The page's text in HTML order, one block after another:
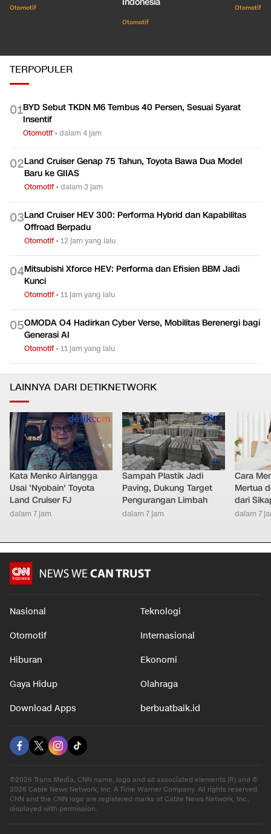
Otomotif
Indonesia
Otomotif
Otomotif
TERPOPULER
01BYD Sebut TKDN M6 Tembus 40 Persen, Sesuai Syarat
Insentif
Otomotif•dalam 4 jam
02Land Cruiser Genap 75 Tahun, Toyota Bawa Dua Model
Baru ke GIIAS
Otomotif•dalam 3 jam
03Land Cruiser HEV 300: Performa Hybrid dan Kapabilitas
Offroad Berpadu
Otomotif•12 jam yang lalu
04Mitsubishi Xforce HEV: Performa dan Efisien BBM Jadi
Kunci
Otomotif•11 jam yang lalu
05OMODA O4 Hadirkan Cyber Verse, Mobilitas Berenergi bagi
Generasi AI
Otomotif•11 jam yang lalu
LAINNYA DARI DETIKNETWORK
Kata Menko Airlangga
Usai 'Nyobain' Toyota
Land Cruiser FJ
dalam 7 jam
Sampah Plastik Jadi
Paving, Dukung Target
Pengurangan Limbah
dalam 7 jam
Cara
Mertua
dari
dalam 7
Nasional Teknologi
Otomotif Internasional
Hiburan Ekonomi
Gaya Hidup Olahraga
Download Apps berbuatbaik.id
©2026 Trans Media, CNN name, logo and all associated elements (R) and ©
2026 Cable News Network, Inc. A Time Warner Company. All rights reserved.
CNN and the CNN logo are registered marks of Cable News Network, Inc.,
displayed with permission.